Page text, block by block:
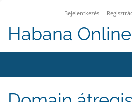
Bejelentkezés
Habana